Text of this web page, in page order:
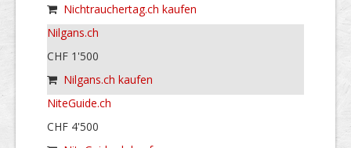
Nichtrauchertag.ch kaufen
Nilgans.ch
CHF 1'500
Nilgans.ch kaufen
NiteGuide.ch
CHF 4'500